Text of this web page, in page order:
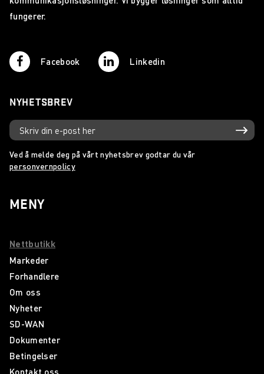
fungerer.
Facebook Linkedin
NYHETSBREV
Ved å melde deg på vårt nyhetsbrev godtar du vår
personvernpolicy
MENY
Nettbutikk
Markeder
Forhandlere
Om oss
Nyheter
SD-WAN
Dokumenter
Betingelser
Kontakt oss